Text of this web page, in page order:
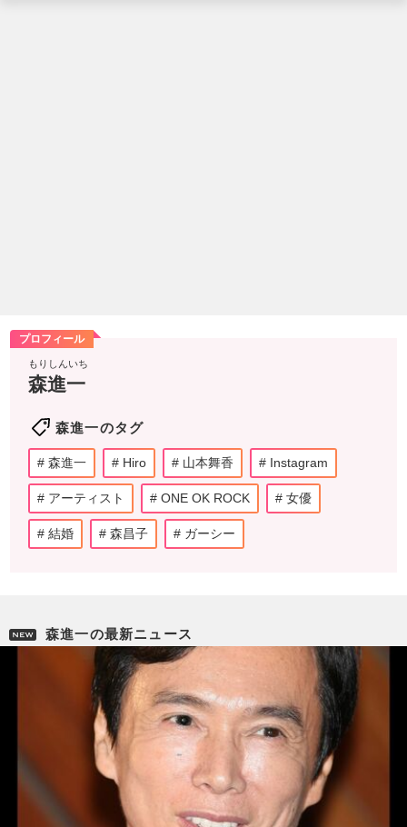
プロフィール
もりしんいち
森進一
森進一のタグ
森進一 Hiro 山本舞香 Instagram
アーティスト ONE OK ROCK 女優
結婚 森昌子 ガーシー
森進一の最新ニュース